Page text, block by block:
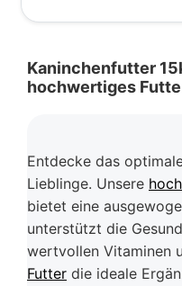
Kaninchenfutter
hochwertiges
Entdecke das
Lieblinge. Unsere
bietet eine
unterstützt die
wertvollen Vitaminen
Futter die ideale